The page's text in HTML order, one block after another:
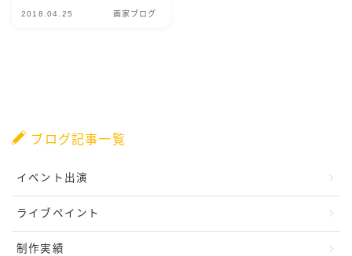
2018.04.25 画家ブログ
ブログ記事一覧
イベント出演
ライブペイント
制作実績